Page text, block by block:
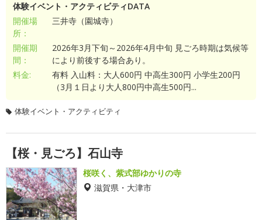
体験イベント・アクティビティDATA
開催場
所：
三井寺（園城寺）
開催期
間：
2026年3月下旬～2026年4月中旬 見ごろ時期は気候等
により前後する場合あり。
料金:
有料 入山料：大人600円 中高生300円 小学生200円
（3月１日より大人800円中高生500円...
体験イベント・アクティビティ
【桜・見ごろ】石山寺
桜咲く、紫式部ゆかりの寺
滋賀県・大津市